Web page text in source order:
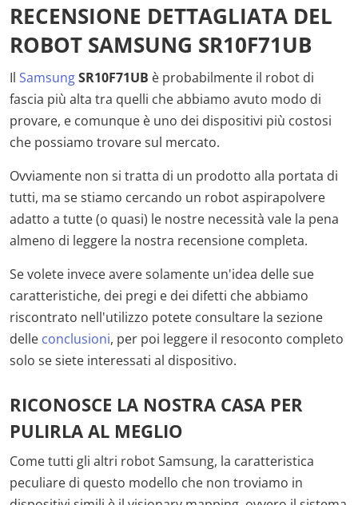
RECENSIONE DETTAGLIATA DEL
ROBOT SAMSUNG SR10F71UB
Il SamsungSR10F71UB è probabilmente il robot di
fascia più alta tra quelli che abbiamo avuto modo di
provare, e comunque è uno dei dispositivi più costosi
che possiamo trovare sul mercato.
Ovviamente non si tratta di un prodotto alla portata di
tutti, ma se stiamo cercando un robot aspirapolvere
adatto a tutte (o quasi) le nostre necessità vale la pena
almeno di leggere la nostra recensione completa.
Se volete invece avere solamente un'idea delle sue
caratteristiche, dei pregi e dei difetti che abbiamo
riscontrato nell'utilizzo potete consultare la sezione
delle conclusioni, per poi leggere il resoconto completo
solo se siete interessati al dispositivo.
RICONOSCE LA NOSTRA CASA PER
PULIRLA AL MEGLIO
Come tutti gli altri robot Samsung, la caratteristica
peculiare di questo modello che non troviamo in